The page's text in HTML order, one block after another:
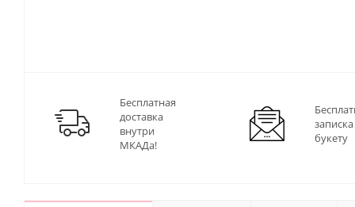
Бесплатная
доставка
внутри
МКАДа!
букету